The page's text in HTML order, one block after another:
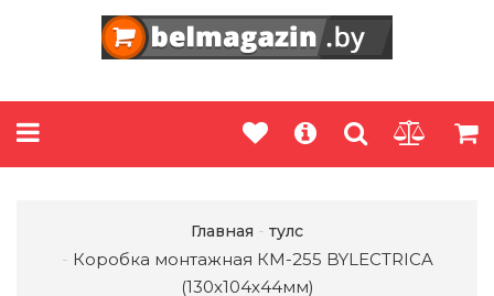
Главная тулс
Коробка монтажная КМ-255 BYLECTRICA
(130х104х44мм)